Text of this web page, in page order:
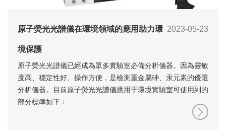
2023-05-23
原子熒光光譜儀在環境領域的應用助力環
境保護
原子熒光光譜儀已經成為眾多實驗室必備分析儀器。因為靈敏
度高、穩定性好、操作方便，是檢測重金屬砷、汞元素的優選
分析儀器。目前原子熒光光譜儀應用于環境實驗室可使用到的
部分標準如下：